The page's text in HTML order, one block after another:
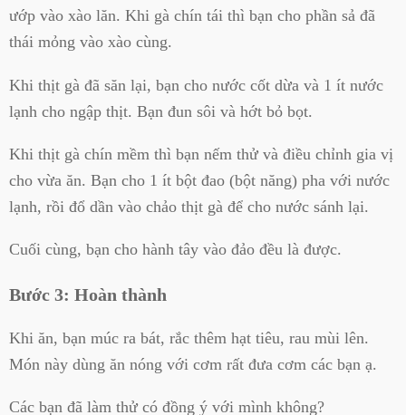
ướp vào xào lăn. Khi gà chín tái thì bạn cho phần sả đã
thái mỏng vào xào cùng.
Khi thịt gà đã săn lại, bạn cho nước cốt dừa và 1 ít nước
lạnh cho ngập thịt. Bạn đun sôi và hớt bỏ bọt.
Khi thịt gà chín mềm thì bạn nếm thử và điều chỉnh gia vị
cho vừa ăn. Bạn cho 1 ít bột đao (bột năng) pha với nước
lạnh, rồi đổ dần vào chảo thịt gà để cho nước sánh lại.
Cuối cùng, bạn cho hành tây vào đảo đều là được.
Bước 3: Hoàn thành
Khi ăn, bạn múc ra bát, rắc thêm hạt tiêu, rau mùi lên.
Món này dùng ăn nóng với cơm rất đưa cơm các bạn ạ.
Các bạn đã làm thử có đồng ý với mình không?